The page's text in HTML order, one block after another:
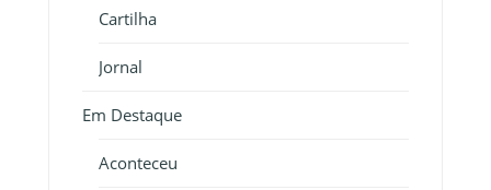
Cartilha
Jornal
Em Destaque
Aconteceu